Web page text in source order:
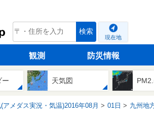
tenki.jp 検索
現在地
観測 防災情報
ー 天気図
アメダス実況・気温)2016年08月 01日 九州地